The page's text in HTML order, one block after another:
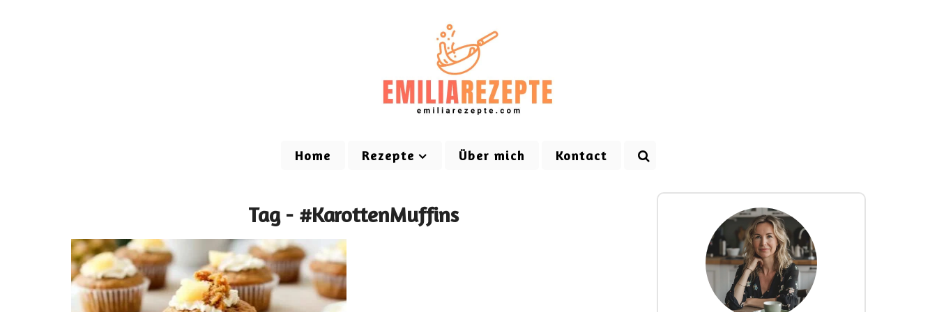
Home Rezepte Über mich Kontact
Tag - #KarottenMuffins